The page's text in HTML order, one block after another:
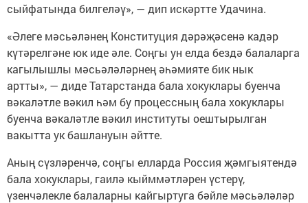
сыйфатында билгеләү», — дип искәртте Удачина.
«Әлеге мәсьәләнең Конституция дәрәҗәсенә кадәр
күтәрелгәне юк иде әле. Соңгы ун елда бездә балаларга
кагылышлы мәсьәләләрнең әһәмияте бик нык
артты», — диде Татарстанда бала хокуклары буенча
вәкаләтле вәкил һәм бу процессның бала хокуклары
буенча вәкаләтле вәкил институты оештырылган
вакытта ук башлануын әйтте.
Аның сүзләренчә, соңгы елларда Россия җәмгыятендә
бала хокуклары, гаилә кыйммәтләрен үстерү,
үзенчәлекле балаларны кайгыртуга бәйле мәсьәләләр